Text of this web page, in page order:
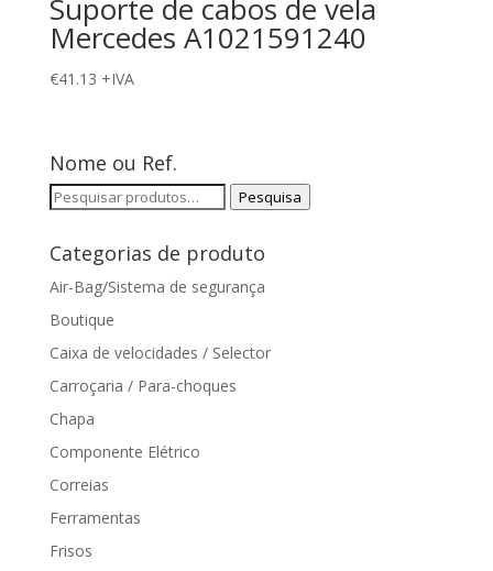
Suporte de cabos de vela
Mercedes A1021591240
€41.13 +IVA
Nome ou Ref.
Pesquisar
Pesquisa
Categorias de produto
Air-Bag/Sistema de segurança
Boutique
Caixa de velocidades / Selector
Carroçaria / Para-choques
Chapa
Componente Elétrico
Correias
Ferramentas
Frisos